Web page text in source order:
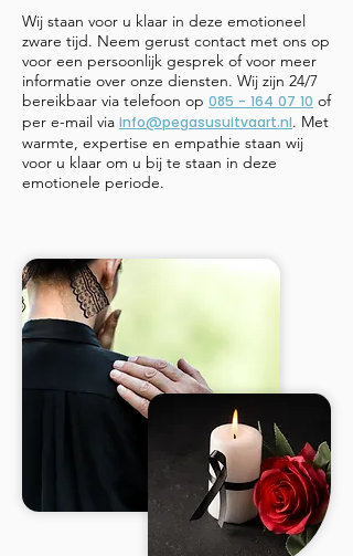
Wij staan voor u klaar in deze emotioneel
zware tijd. Neem gerust contact met ons op
voor een persoonlijk gesprek of voor meer
informatie over onze diensten. Wij zijn 24/7
bereikbaar via telefoon op 085 - 164 07 10 of
per e-mail via info@pegasusuitvaart.nl. Met
warmte, expertise en empathie staan wij
voor u klaar om u bij te staan in deze
emotionele periode.